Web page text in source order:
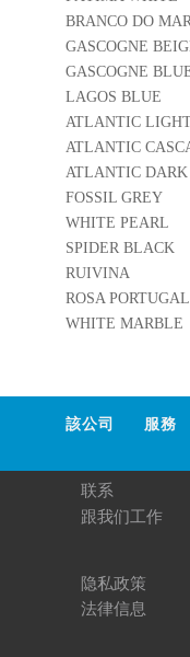
BRANCO DO
GASCOGNE
GASCOGNE
LAGOS BLUE
ATLANTIC
ATLANTIC
ATLANTIC DARK
FOSSIL GREY
WHITE PEARL
SPIDER BLACK
RUIVINA
ROSA PORTUGAL
WHITE MARBLE
該公司 服務
联系
跟我们工作
隐私政策
法律信息
https://www
.mocastone.
B3%E7%8
E7%B1%B
3%E9%BB
%84%E8%
89%B2-
1%A1%E8
%90%84%
E7%89%99